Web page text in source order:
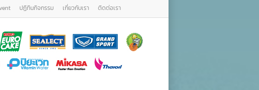
ปฏิทินกิจกรรม เกี่ยวกับเรา ติดต่อเรา